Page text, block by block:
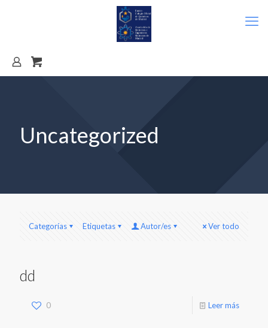
Uncategorized
Categorías Etiquetas Autor/es Ver todo
dd
0 Leer más